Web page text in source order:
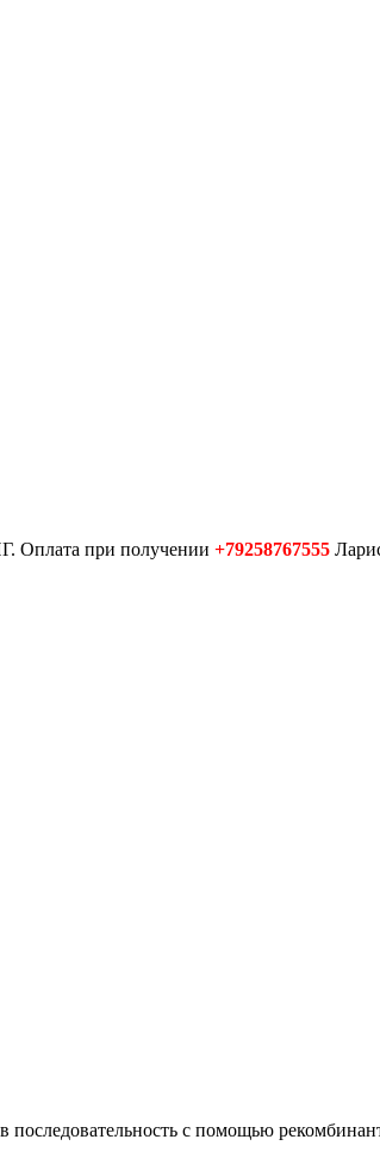
Оплата при получении +79258767555
последовательность с помощью